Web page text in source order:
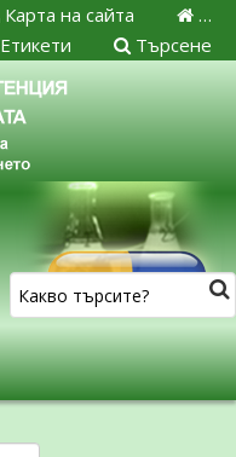
…
Карта на сайта
Търсене
Етикети